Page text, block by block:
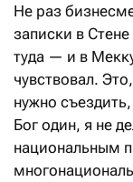
Не раз
записки в
туда — и в
чувствовал.
нужно
Бог один, я не
национальным